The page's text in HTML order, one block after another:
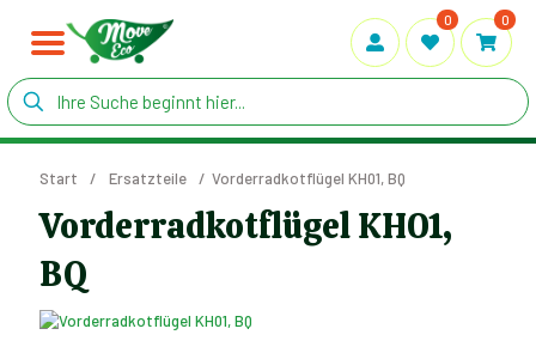
0 0
Start / Ersatzteile / Vorderradkotflügel KH01, BQ
Vorderradkotflügel KH01,
BQ